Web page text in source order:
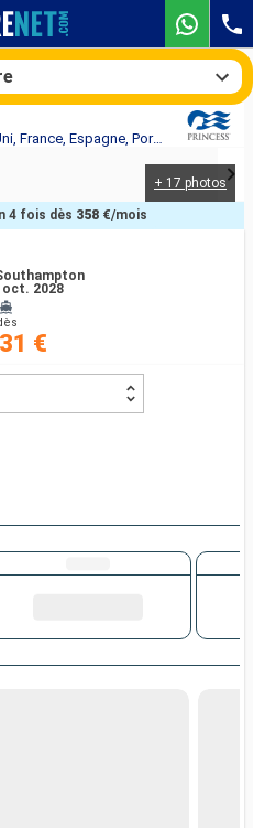
Croisière Sky Princess : Royaume-Uni, France, Espagne, Portugal, Tenerife, Honduras, États-Unis au départ de Southampton
+ 17 photos
oct. 2028
€
4 fois dès 358 €/mois
Compagnies